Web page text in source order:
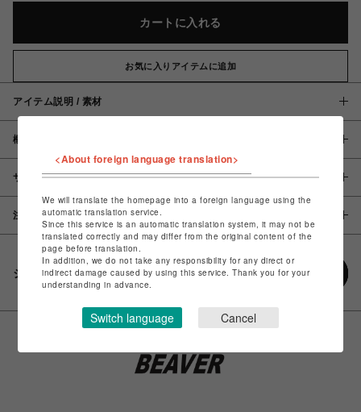
カートに入れる
お気に入りアイテムに追加
アイテム説明 / 素材
概要
サイズ
注意事項
シェアする
<About foreign language translation>
We will translate the homepage into a foreign language using the
automatic translation service.
Since this service is an automatic translation system, it may not be
translated correctly and may differ from the original content of the
page before translation.
In addition, we do not take any responsibility for any direct or
indirect damage caused by using this service. Thank you for your
understanding in advance.
Switch language Cancel